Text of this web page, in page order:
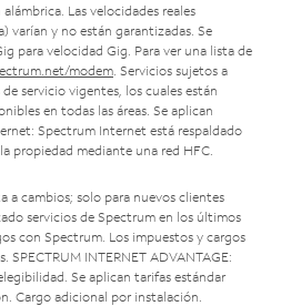
Las velocidades reales
varían y no están garantizadas. Se
para velocidad Gig. Para ver una lista de
modem . Servicios sujetos a
servicio vigentes, los cuales están
en todas las áreas. Se aplican
Spectrum Internet está respaldado
propiedad mediante una red HFC.
cambios; solo para nuevos clientes
servicios de Spectrum en los últimos
con Spectrum. Los impuestos y cargos
SPECTRUM INTERNET ADVANTAGE:
Se aplican tarifas estándar
Cargo adicional por instalación.